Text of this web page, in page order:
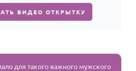
ВИДЕО ОТКРЫТКУ
для такого важного мужского